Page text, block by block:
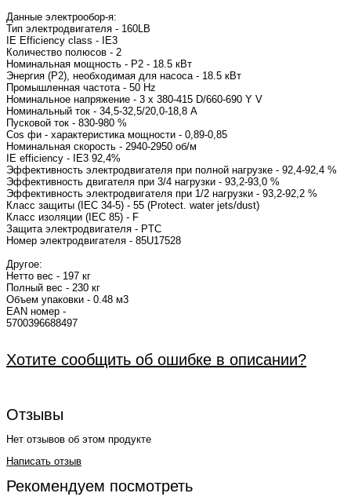
Данные электрообор-я:
Тип
IE Efficiency class - IE3
Количество полюсов - 2
Номинальная мощность - P2 - 18.5 кВт
Энергия (Р2), необходимая для насоса - 18.5 кВт
Промышленная частота - 50 Hz
Номинальное напряжение - 3 x 380-415 D/660-690
Номинальный ток -
Пусковой ток - 830-980
Cos фи - характеристика
Номинальная
IE efficiency - IE3 92,4%
Эффективность электродвигателя при полной нагрузке - 92,4-92,4 %
Эффективность двигателя при 3/4 нагрузки - 93,2-93,0 %
Эффективность электродвигателя при 1/2 нагрузки - 93,2-92,2 %
Класс защиты (IEC 34-5) - 55 (Protect. water jets/dust)
Класс изоляции (IEC 85) - F
Защита электродвигателя - PTC
Номер
Другое:
Нетто вес - 197 кг
Полный вес - 230 кг
Объем упаковки - 0.48 м3
EAN номер -
Хотите сообщить об ошибке в описании?
Отзывы
Нет отзывов об этом продукте
Написать отзыв
Рекомендуем посмотреть